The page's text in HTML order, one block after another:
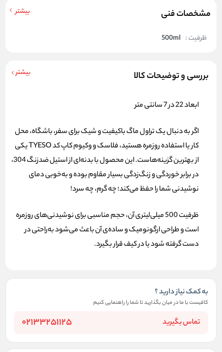
مشخصات فنی بیشتر
ظرفیت : 500ml
بررسی و توضیحات کالا بیشتر
ابعاد 22 در 7 سانتی متر
اگر به دنبال یکتراول ماگ باکیفیت و شیکبرای سفر، باشگاه، محل
کار یا استفاده روزمره هستید، فلاسک و وکیوم کاپ کد TYESO یکی
از بهترین گزینه‌هاست. این محصول با بدنه‌ای ازاستیل ضدزنگ 304
،
در برابر خوردگی و زنگ‌زدگی بسیار مقاوم بوده و به‌خوبی دمای
نوشیدنی شما را حفظ می‌کند؛ چه گرم، چه سرد!
ظرفیت500 میلی‌لیتری
آن، حجم مناسبی برای نوشیدنی‌های روزمره
است وطراحی ارگونومیکو ساده‌ی آن باعث می‌شود به‌راحتی در
دست گرفته شود یا در کیف قرار بگیرد.
به کمک نیاز دارید ؟
کافیست با ما در میان بگذارید تا شما را راهنمایی کنیم
تماس بگیرید 02133251125